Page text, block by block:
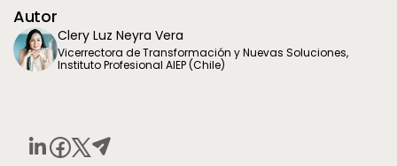
Autor
Clery Luz Neyra Vera
Vicerrectora de Transformación y Nuevas Soluciones,
Instituto Profesional AIEP (Chile)